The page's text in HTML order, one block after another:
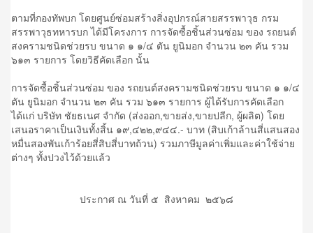
ตามที่กองทัพบก โดยศูนย์ซ่อมสร้างสิ่งอุปกรณ์สายสรรพาวุธ กรม
สรรพาวุธทหารบก ได้มีโครงการ การจัดซื้อชิ้นส่วนซ่อม ของ รถยนต์
สงครามชนิดช่วยรบ ขนาด ๑ ๑/๔ ตัน ยูนิมอก จำนวน ๒๓ คัน รวม
๖๑๓ รายการ โดยวิธีคัดเลือก นั้น
การจัดซื้อชิ้นส่วนซ่อม ของ รถยนต์สงครามชนิดช่วยรบ ขนาด ๑ ๑/๔
ตัน ยูนิมอก จำนวน ๒๓ คัน รวม ๖๑๓ รายการ ผู้ได้รับการคัดเลือก
ได้แก่ บริษัท ชัยธเนศ จำกัด (ส่งออก,ขายส่ง,ขายปลีก, ผู้ผลิต) โดย
เสนอราคาเป็นเงินทั้งสิ้น ๑๙,๔๒๒,๙๔๔.- บาท (สิบเก้าล้านสี่แสนสอง
หมื่นสองพันเก้าร้อยสี่สิบสี่บาทถ้วน) รวมภาษีมูลค่าเพิ่มและค่าใช้จ่าย
ต่างๆ ทั้งปวงไว้ด้วยแล้ว
ประกาศ ณ วันที่ ๕ สิงหาคม ๒๕๖๘